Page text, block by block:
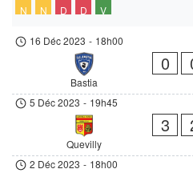
N N D D V
16 Déc 2023 - 18h00
Bastia
0
5 Déc 2023 - 19h45
Quevilly
3
2 Déc 2023 - 18h00